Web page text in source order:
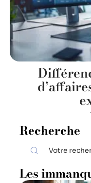
Recherche
Les